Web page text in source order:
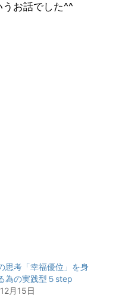
お話でした^^
思考「幸福優位」を身
為の実践型５step
月15日